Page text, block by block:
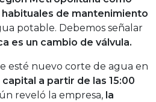
de mantenimiento
potable. Debemos señalar
es un cambio de válvula.
esté nuevo corte de agua en
a partir de las 15:00
reveló la empresa, la